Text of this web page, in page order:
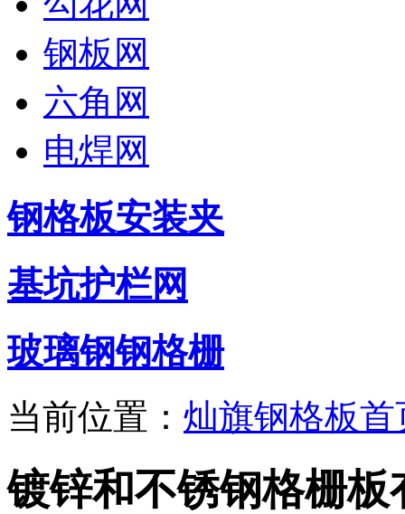
钢板网
六角网
电焊网
钢格板安装夹
基坑护栏网
玻璃钢钢格栅
当前位置： 灿旗钢格板首
镀锌和不锈钢格栅